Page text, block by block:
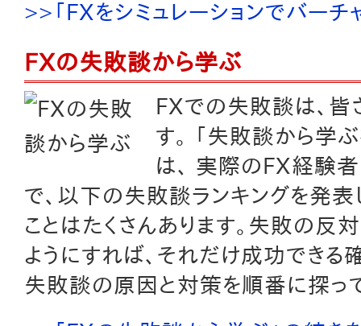
>>「FXをシミュレーションでバー
FXの失敗談から学ぶ
FXでの失敗談は、皆
す。 「失敗談から学
は、 実際のFX経験
で、以下の失敗談ランキングを発
ことはたくさんあります。失敗の反
ようにすれば、それだけ成功できる
失敗談の原因と対策を順番に探って